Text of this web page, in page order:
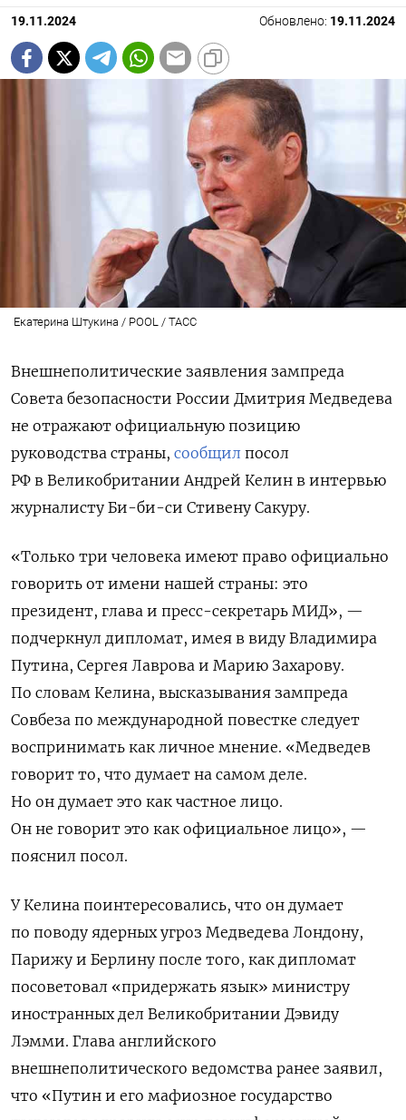
19.11.2024 Обновлено: 19.11.2024
Екатерина Штукина / POOL / ТАСС
Внешнеполитические заявления зампреда
Совета безопасности России Дмитрия Медведева
не отражают официальную позицию
руководства страны, сообщил посол
РФ в Великобритании Андрей Келин в интервью
журналисту Би-би-си Стивену Сакуру.
«Только три человека имеют право официально
говорить от имени нашей страны: это
президент, глава и пресс-секретарь МИД», —
подчеркнул дипломат, имея в виду Владимира
Путина, Сергея Лаврова и Марию Захарову.
По словам Келина, высказывания зампреда
Совбеза по международной повестке следует
воспринимать как личное мнение. «Медведев
говорит то, что думает на самом деле.
Но он думает это как частное лицо.
Он не говорит это как официальное лицо», —
пояснил посол.
У Келина поинтересовались, что он думает
по поводу ядерных угроз Медведева Лондону,
Парижу и Берлину после того, как дипломат
посоветовал «придержать язык» министру
иностранных дел Великобритании Дэвиду
Лэмми. Глава английского
внешнеполитического ведомства ранее заявил,
что «Путин и его мафиозное государство